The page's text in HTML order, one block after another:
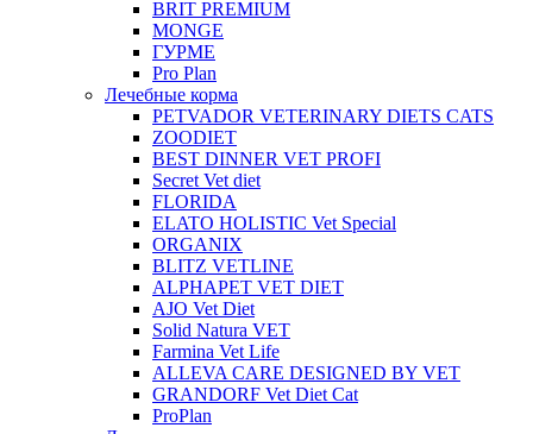
BRIT PREMIUM
MONGE
ГУРМЕ
Pro Plan
Лечебные корма
PETVADOR VETERINARY DIETS CATS
ZOODIET
BEST DINNER VET PROFI
Secret Vet diet
FLORIDA
ELATO HOLISTIC Vet Special
ORGANIX
BLITZ VETLINE
ALPHAPET VET DIET
AJO Vet Diet
Solid Natura VET
Farmina Vet Life
ALLEVA CARE DESIGNED BY VET
GRANDORF Vet Diet Cat
ProPlan